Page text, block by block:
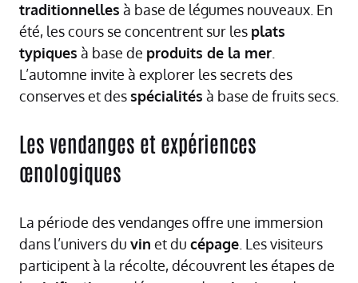
traditionnelles à base de légumes nouveaux. En
été, les cours se concentrent sur les plats
typiques à base de produits de la mer
L’automne invite à explorer les secrets des
conserves et des spécialités à base de fruits secs.
Les vendanges et expériences
œnologiques
La période des vendanges offre une immersion
dans l’univers du vin et du cépage . Les visiteurs
participent à la récolte, découvrent les étapes de